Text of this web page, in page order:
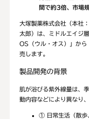
間で約3倍、市場
大塚製薬株式会社（本社
太郎）は、ミドルエイジ
OS（ウル・オス）」か
売します。
製品開発の背景
肌が浴びる紫外線量は、
動内容などにより異なり
① 日常生活（散歩